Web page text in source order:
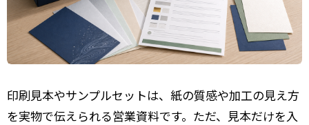
印刷見本やサンプルセットは、紙の質感や加工の見え方
を実物で伝えられる営業資料です。ただ、見本だけを入